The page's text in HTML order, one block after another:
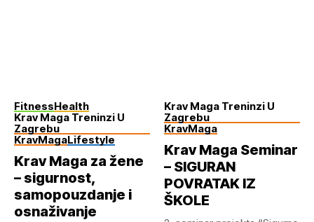
FitnessHealth
Krav Maga Treninzi U
Zagrebu
KravMagaLifestyle
Krav Maga za žene
– sigurnost,
samopouzdanje i
osnaživanje
Krav Maga Treninzi U
Zagrebu
KravMaga
Krav Maga Seminar
– SIGURAN
POVRATAK IZ
ŠKOLE